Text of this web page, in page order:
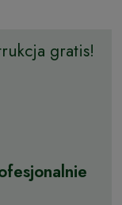
gratis!